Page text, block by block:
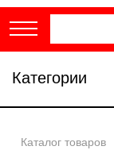
Категории
Каталог товаров